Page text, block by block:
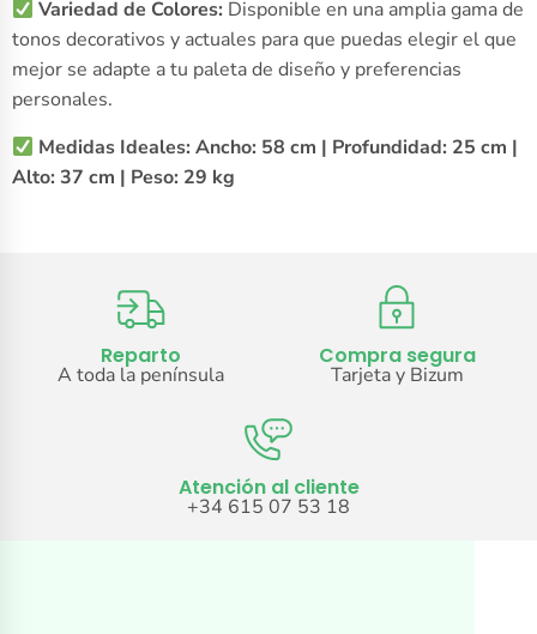
Variedad de Colores: Disponible en una amplia gama de
tonos decorativos y actuales para que puedas elegir el que
mejor se adapte a tu paleta de diseño y preferencias
personales.
Medidas Ideales: Ancho: 58 cm | Profundidad: 25 cm |
Alto: 37 cm | Peso: 29 kg
Reparto
A toda la península
Compra segura
Tarjeta y Bizum
Atención al cliente
+34 615 07 53 18